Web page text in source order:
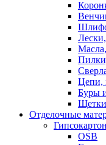
Цепи,
Буры
Отделочные
OSB